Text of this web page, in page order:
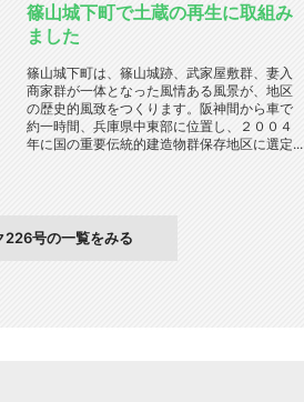
篠山城下町で土蔵の再生に取組み
ました
篠山城下町は、篠山城跡、武家屋敷群、妻入
商家群が一体となった風情ある風景が、地区
の歴史的風致をつくります。阪神間から車で
約一時間、兵庫県中東部に位置し、２００４
年に国の重要伝統的建造物群保存地区に選定...
226号の一覧をみる